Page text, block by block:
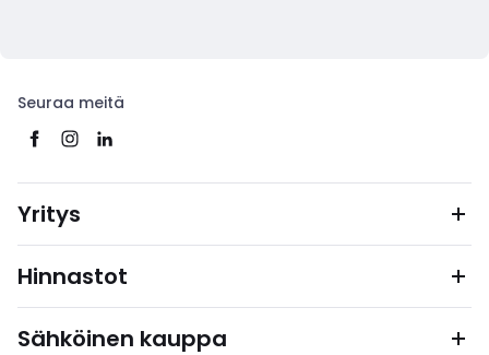
Seuraa meitä
Yritys
Hinnastot
Sähköinen kauppa